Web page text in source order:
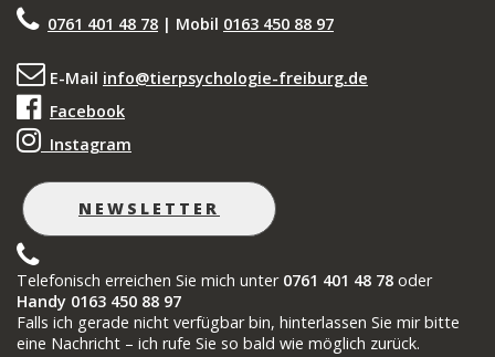
0761 401 48 78 | Mobil 0163 450 88 97
E-Mail info@tierpsychologie-freiburg.de
Facebook
Instagram
NEWSLETTER
Telefonisch erreichen Sie mich unter 0761 401 48 78 oder
Handy 0163 450 88 97
Falls ich gerade nicht verfügbar bin, hinterlassen Sie mir bitte
eine Nachricht – ich rufe Sie so bald wie möglich zurück.